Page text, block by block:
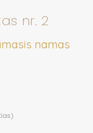
nr. 2
namas